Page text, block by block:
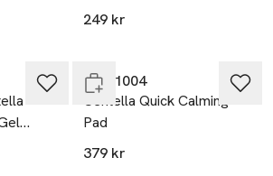
Ampoule
249 kr
SKIN1004
Centella Quick Calming
Pad
379 kr